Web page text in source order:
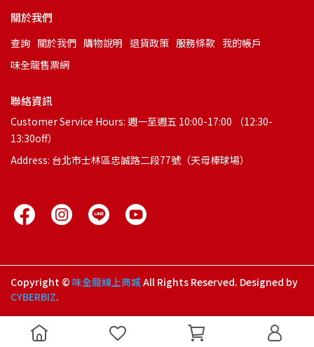
關於我們
查詢 關於我們 購物說明 退貨政策 服務條款 我的帳戶
味全龍售票網
聯絡資訊
Customer Service Hours: 週一至週五 10:00-17:00 （12:30-
13:30off）
Address: 台北市士林區忠誠路二段77號（天母棒球場）
Copyright © 味全龍線上商城All Rights Reserved. Designed by
CYBERBIZ.